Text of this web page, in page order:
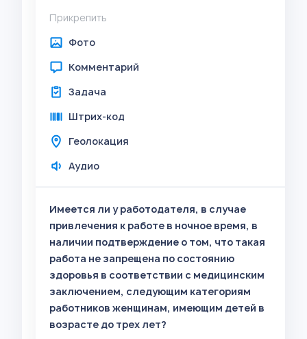
Прикрепить
Фото
Комментарий
Задача
Штрих-код
Геолокация
Аудио
Имеется ли у работодателя, в случае
привлечения к работе в ночное время, в
наличии подтверждение о том, что такая
работа не запрещена по состоянию
здоровья в соответствии с медицинским
заключением, следующим категориям
работников женщинам, имеющим детей в
возрасте до трех лет?